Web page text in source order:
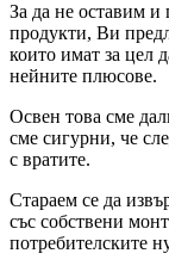
За да не оставим и
продукти, Ви
които имат за цел
нейните плюсове.
Освен това сме
сме сигурни, че
с вратите.
Стараем се да
със собствени
потребителските